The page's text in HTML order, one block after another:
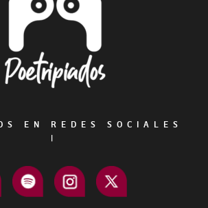
EN REDES SOCIALES
|